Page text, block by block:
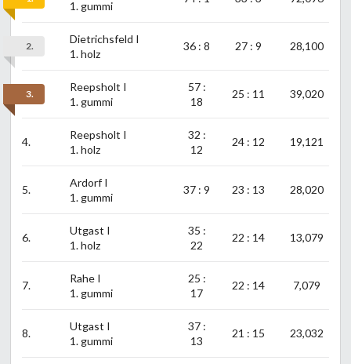
1. gummi
2.
Dietrichsfeld I
1. holz
36 : 8 27 : 9 28,100
3.
Reepsholt I
1. gummi
57 :
18
25 : 11 39,020
4.
Reepsholt I
1. holz
32 :
12
24 : 12 19,121
5.
Ardorf I
1. gummi
37 : 9 23 : 13 28,020
6.
Utgast I
1. holz
35 :
22
22 : 14 13,079
7.
Rahe I
1. gummi
25 :
17
22 : 14 7,079
8.
Utgast I
1. gummi
37 :
13
21 : 15 23,032